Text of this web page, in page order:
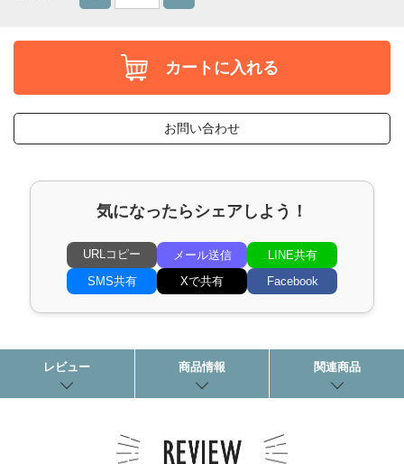
カートに入れる
お問い合わせ
気になったらシェアしよう！
URLコピー メール送信
LINE共有
SMS共有
Xで共有 Facebook
レビュー 商品情報 関連商品